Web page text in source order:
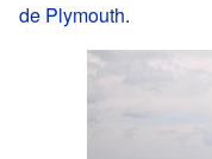
de Plymouth.